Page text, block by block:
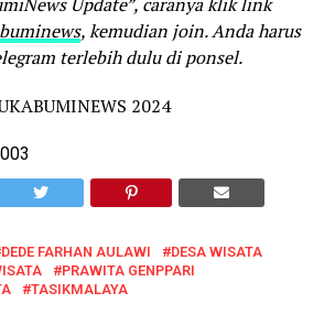
, kemudian join. Anda harus
terlebih dulu di ponsel.
2024
DEDE FARHAN AULAWI
DESA WISATA
PRAWITA GENPPARI
TASIKMALAYA